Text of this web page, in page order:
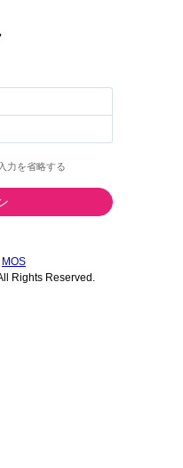
力を省略する
MOS
Rights Reserved.